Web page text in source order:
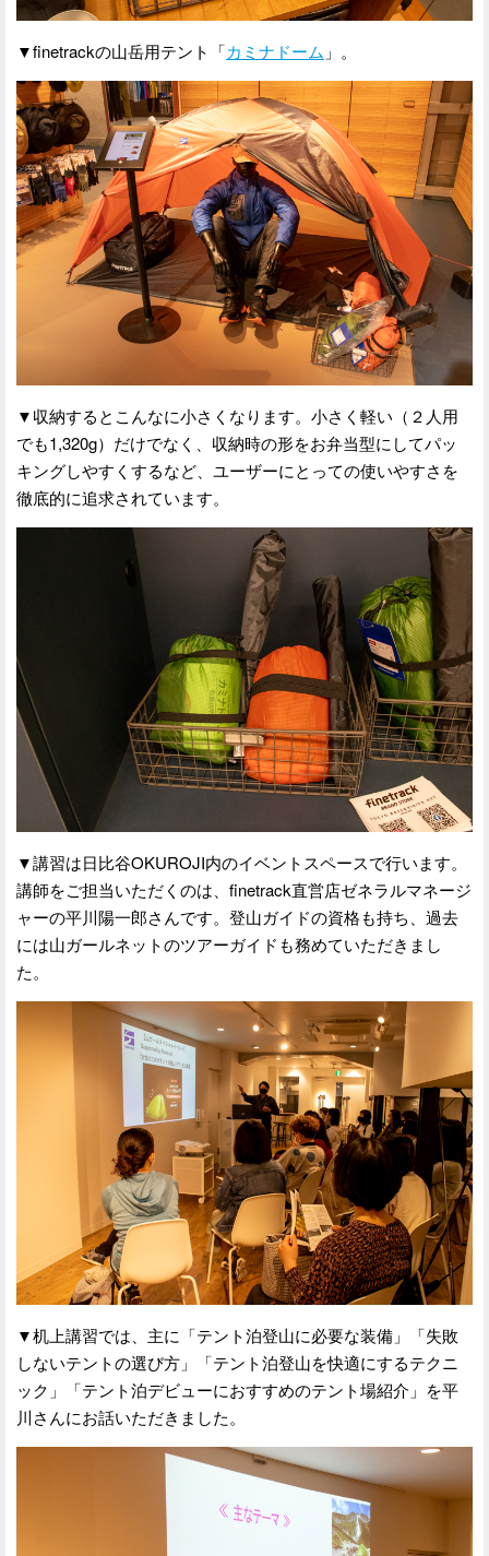
▼finetrackの山岳用テント「カミナドーム 」。
▼収納するとこんなに小さくなります。小さく軽い（２人用
でも1,320g）だけでなく、収納時の形をお弁当型にしてパッ
キングしやすくするなど、ユーザーにとっての使いやすさを
徹底的に追求されています。
▼講習は日比谷OKUROJI内のイベントスペースで行います。
講師をご担当いただくのは、finetrack直営店ゼネラルマネージ
ャーの平川陽一郎さんです。登山ガイドの資格も持ち、過去
には山ガールネットのツアーガイドも務めていただきまし
た。
▼机上講習では、主に「テント泊登山に必要な装備」「失敗
しないテントの選び方」「テント泊登山を快適にするテクニ
ック」「テント泊デビューにおすすめのテント場紹介」を平
川さんにお話いただきました。